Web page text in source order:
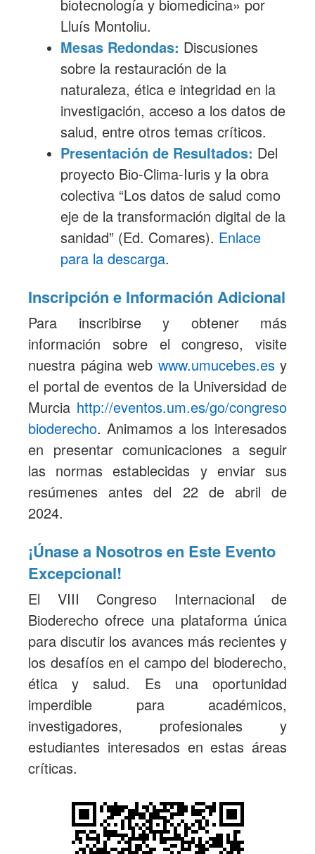
biotecnología y biomedicina» por
Lluís Montoliu.
Mesas Redondas: Discusiones
sobre la restauración de la
naturaleza, ética e integridad en la
investigación, acceso a los datos de
salud, entre otros temas críticos.
Presentación de Resultados: Del
proyecto Bio-Clima-Iuris y la obra
colectiva “Los datos de salud como
eje de la transformación digital de la
sanidad” (Ed. Comares). Enlace
para la descarga.
Inscripción e Información Adicional
Para inscribirse y obtener más
información sobre el congreso, visite
nuestra página web www.umucebes.esy
el portal de eventos de la Universidad de
Murcia http://eventos.um.es/go/congreso
bioderecho. Animamos a los interesados
en presentar comunicaciones a seguir
las normas establecidas y enviar sus
resúmenes antes del 22 de abril de
2024.
¡Únase a Nosotros en Este Evento
Excepcional!
El VIII Congreso Internacional de
Bioderecho ofrece una plataforma única
para discutir los avances más recientes y
los desafíos en el campo del bioderecho,
ética y salud. Es una oportunidad
imperdible para académicos,
investigadores, profesionales y
estudiantes interesados en estas áreas
críticas.